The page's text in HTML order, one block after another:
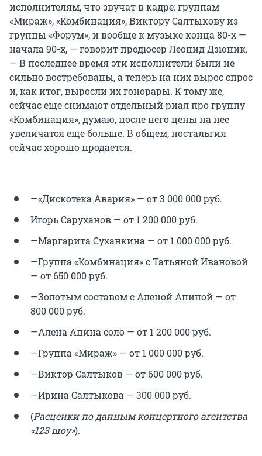
исполнителям, что звучат в кадре: группам
«Мираж», «Комбинация», Виктору Салтыкову из
группы «Форум», и вообще к музыке конца 80-х —
начала 90-х, — говорит продюсер Леонид Дзюник.
— В последнее время эти исполнители были не
сильно востребованы, а теперь на них вырос спрос
и, как итог, выросли их гонорары. К тому же,
сейчас еще снимают отдельный риал про группу
«Комбинация», думаю, после него цены на нее
увеличатся еще больше. В общем, ностальгия
сейчас хорошо продается.
—«Дискотека Авария» — от 3 000 000 руб.
Игорь Саруханов — от 1 200 000 руб.
—Маргарита Суханкина — от 1 000 000 руб.
—Группа «Комбинация» с Татьяной Ивановой
— от 650 000 руб.
—Золотым составом с Аленой Апиной — от
800 000 руб.
—Алена Апина соло — от 1 200 000 руб.
—Группа «Мираж» — от 1 000 000 руб.
—Виктор Салтыков — от 600 000 руб.
—Ирина Салтыкова — 300 000 руб.
(Расценки по данным концертного агентства
«123 шоу»).